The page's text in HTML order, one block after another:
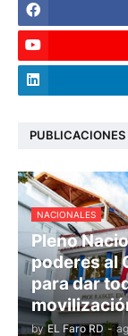
PUBLICACIONES
NACIONALES
Pleno
poderes al
para dar
by EL Faro RD -